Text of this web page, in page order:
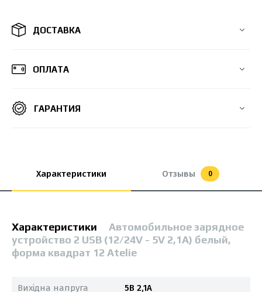
ДОСТАВКА
ОПЛАТА
ГАРАНТИЯ
Характеристики Отзывы 0
Характеристики
Автомобильное зарядное
устройство 2 USB (12/24V - 5V 2,1A) белый,
форма квадрат 12 Atelie
Вихідна напруга 5В 2,1А